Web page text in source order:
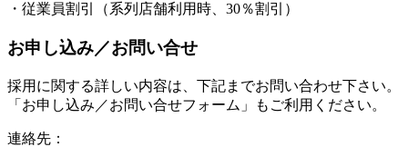
・従業員割引（系列店舗利用時、30％割引）
お申し込み／お問い合せ
採用に関する詳しい内容は、下記までお問い合わせ下さい。
「お申し込み／お問い合せフォーム」もご利用ください。
連絡先：